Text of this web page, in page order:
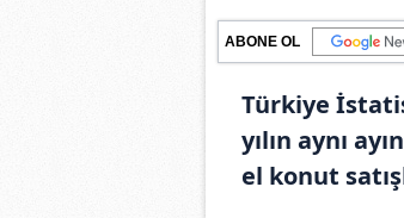
ABONE OL
Türkiye
yılın aynı
el konut